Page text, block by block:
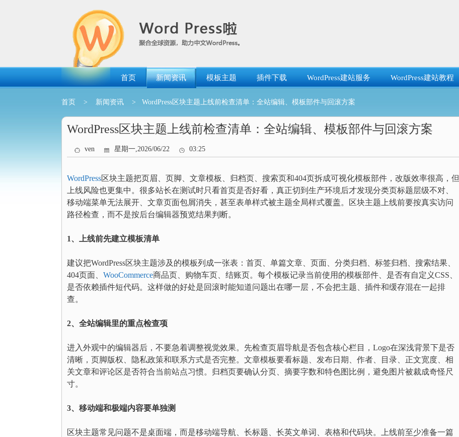
首页 新闻资讯 模板主题 插件下载 WordPress建站服务 WordPress建站教程
首页 > 新闻资讯 > WordPress区块主题上线前检查清单：全站编辑、模板部件与回滚方案
WordPress区块主题上线前检查清单：全站编辑、模板部件与回滚方案
ven 星期一,2026/06/22 03:25
WordPress区块主题把页眉、页脚、文章模板、归档页、搜索页和404页拆成可视化模板部件，改版效率很高，但
上线风险也更集中。很多站长在测试时只看首页是否好看，真正切到生产环境后才发现分类页标题层级不对、
移动端菜单无法展开、文章页面包屑消失，甚至表单样式被主题全局样式覆盖。区块主题上线前要按真实访问
路径检查，而不是按后台编辑器预览结果判断。
1、上线前先建立模板清单
建议把WordPress区块主题涉及的模板列成一张表：首页、单篇文章、页面、分类归档、标签归档、搜索结果、
404页面、 WooCommerce商品页、购物车页、结账页。每个模板记录当前使用的模板部件、是否有自定义CSS、
是否依赖插件短代码。这样做的好处是回滚时能知道问题出在哪一层，不会把主题、插件和缓存混在一起排
查。
2、全站编辑里的重点检查项
进入外观中的编辑器后，不要急着调整视觉效果。先检查页眉导航是否包含核心栏目，Logo在深浅背景下是否
清晰，页脚版权、隐私政策和联系方式是否完整。文章模板要看标题、发布日期、作者、目录、正文宽度、相
关文章和评论区是否符合当前站点习惯。归档页要确认分页、摘要字数和特色图比例，避免图片被裁成奇怪尺
寸。
3、移动端和极端内容要单独测
区块主题常见问题不是桌面端，而是移动端导航、长标题、长英文单词、表格和代码块。上线前至少准备一篇